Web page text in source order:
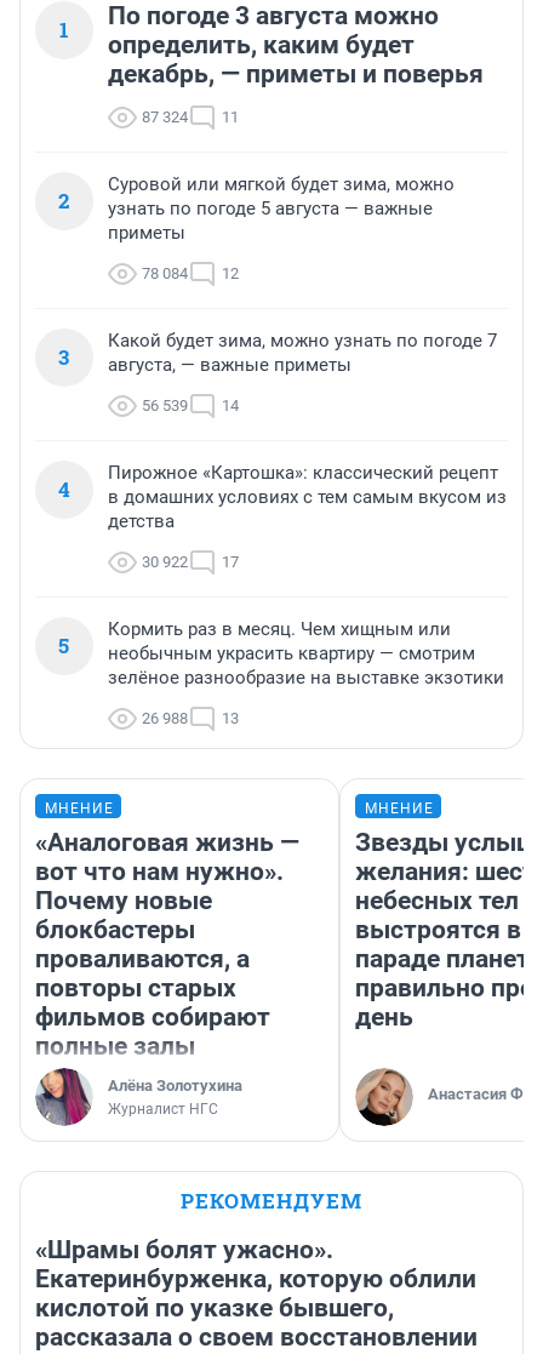
1
По погоде 3 августа можно
определить, каким будет
декабрь, — приметы и поверья
87 324 11
2
Суровой или мягкой будет зима, можно
узнать по погоде 5 августа — важные
приметы
78 084 12
3
Какой будет зима, можно узнать по погоде 7
августа, — важные приметы
56 539 14
4
Пирожное «Картошка»: классический рецепт
в домашних условиях с тем самым вкусом из
детства
30 922 17
5
Кормить раз в месяц. Чем хищным или
необычным украсить квартиру — смотрим
зелёное разнообразие на выставке экзотики
26 988 13
МНЕНИЕ
«Аналоговая жизнь —
вот что нам нужно».
Почему новые
блокбастеры
проваливаются, а
повторы старых
фильмов собирают
полные залы
Алёна Золотухина
Журналист НГС
МНЕНИЕ
Звезды
желания:
небесных тел
выстроятся в
параде планет
правильно
день
Анастасия
РЕКОМЕНДУЕМ
«Шрамы болят ужасно».
Екатеринбурженка, которую облили
кислотой по указке бывшего,
рассказала о своем восстановлении